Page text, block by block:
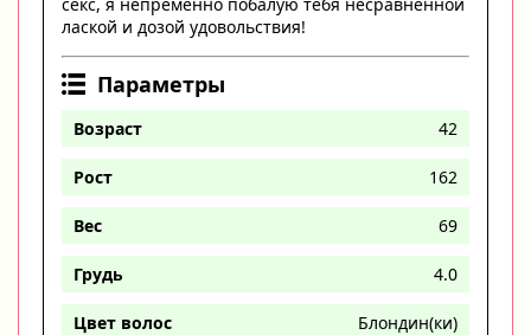
лаской и дозой удовольствия!
Параметры
Возраст 42
Рост 162
Вес 69
Грудь 4.0
Цвет волос Блондин(ки)